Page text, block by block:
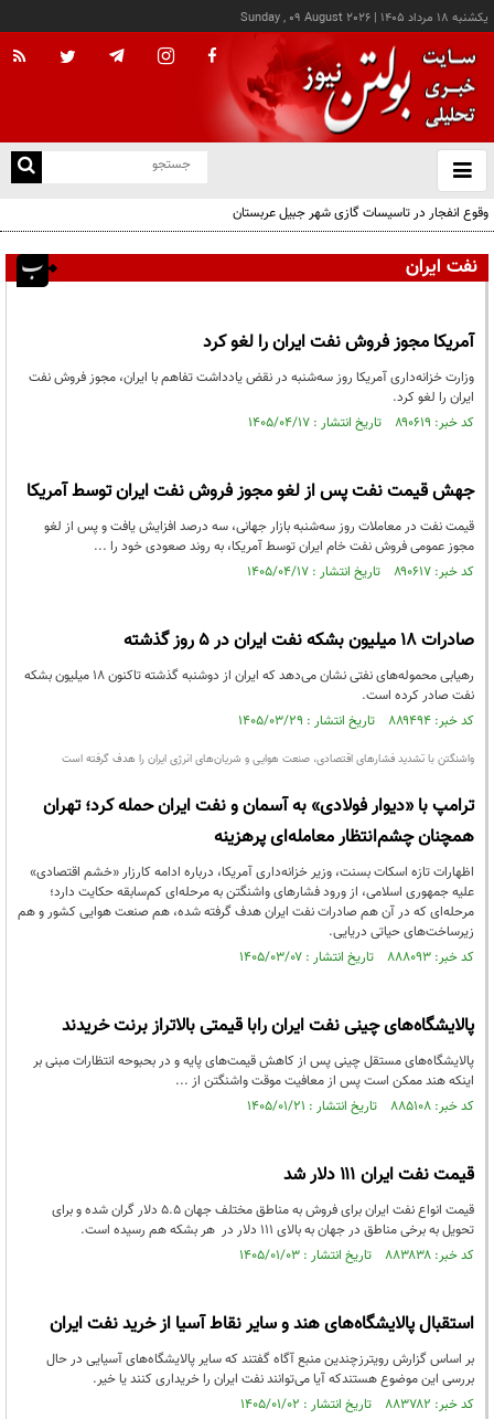
يکشنبه ۱۸ مرداد ۱۴۰۵ |
Sunday , 09 August 2026
باز
و
وقوع انفجار در تاسیسات گازی شهر جبیل عربستان
نفت ایران
آمریکا مجوز فروش نفت ایران را لغو کرد
وزارت خزانه‌داری آمریکا روز سه‌شنبه در نقض یادداشت تفاهم‌ با ایران، مجوز فروش نفت
ایران را لغو کرد.
کد خبر: ۸۹۰۶۱۹ تاریخ انتشار : ۱۴۰۵/۰۴/۱۷
جهش قیمت نفت پس از لغو مجوز فروش نفت ایران توسط آمریکا
قیمت نفت در معاملات روز سه‌شنبه بازار جهانی، سه درصد افزایش یافت و پس از لغو
مجوز عمومی فروش نفت خام ایران توسط آمریکا، به روند صعودی خود را ...
کد خبر: ۸۹۰۶۱۷ تاریخ انتشار : ۱۴۰۵/۰۴/۱۷
صادرات ۱۸ میلیون بشکه نفت ایران در ۵ روز گذشته
رهیابی محموله‌های نفتی نشان می‌دهد که ایران از دوشنبه گذشته تاکنون ۱۸ میلیون بشکه
نفت صادر کرده است.
کد خبر: ۸۸۹۴۹۴ تاریخ انتشار : ۱۴۰۵/۰۳/۲۹
واشنگتن با تشدید فشارهای اقتصادی، صنعت هوایی و شریان‌های انرژی ایران را هدف گرفته است
ترامپ با «دیوار فولادی» به آسمان و نفت ایران حمله کرد؛ تهران
همچنان چشم‌انتظار معامله‌ای پرهزینه
اظهارات تازه اسکات بسنت، وزیر خزانه‌داری آمریکا، درباره ادامه کارزار «خشم اقتصادی»
علیه جمهوری اسلامی، از ورود فشارهای واشنگتن به مرحله‌ای کم‌سابقه حکایت دارد؛
مرحله‌ای که در آن هم صادرات نفت ایران هدف گرفته شده، هم صنعت هوایی کشور و هم
زیرساخت‌های حیاتی دریایی.
کد خبر: ۸۸۸۰۹۳ تاریخ انتشار : ۱۴۰۵/۰۳/۰۷
پالایشگاه‌های چینی نفت ایران رابا قیمتی بالاتراز برنت خریدند
پالایشگاه‌های مستقل چینی پس از کاهش قیمت‌های پایه و در بحبوحه انتظارات مبنی بر
اینکه هند ممکن است پس از معافیت موقت واشنگتن از ...
کد خبر: ۸۸۵۱۰۸ تاریخ انتشار : ۱۴۰۵/۰۱/۲۱
قیمت نفت ایران ۱۱۱ دلار شد
قیمت انواع نفت ایران برای فروش به مناطق مختلف جهان ۵.۵ دلار گران شده و برای
تحویل به برخی مناطق در جهان به بالای ۱۱۱ دلار در هر بشکه هم رسیده است.
کد خبر: ۸۸۳۸۳۸ تاریخ انتشار : ۱۴۰۵/۰۱/۰۳
استقبال پالایشگاه‌های هند و سایر نقاط آسیا از خرید نفت ایران
بر اساس گزارش رویترزچندین منبع آگاه گفتند که سایر پالایشگاه‌های آسیایی در حال
بررسی این موضوع هستندکه آیا می‌توانند نفت ایران را خریداری کنند یا خیر.
کد خبر: ۸۸۳۷۸۲ تاریخ انتشار : ۱۴۰۵/۰۱/۰۲